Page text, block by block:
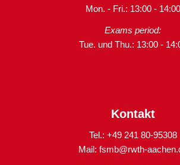
Mon. - Fri.: 13:00 - 14:00
Exams period:
Tue. und Thu.: 13:00 -
Kontakt
Tel.: +49 241 80-95308
Mail: fsmb@rwth-